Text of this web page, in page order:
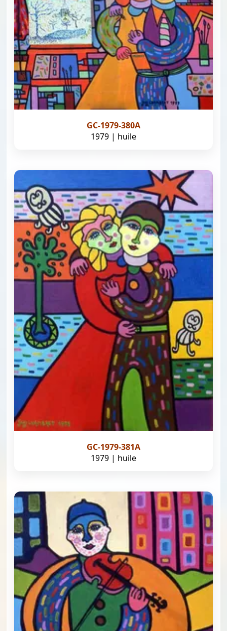
GC-1979-380A
1979 | huile
GC-1979-381A
1979 | huile